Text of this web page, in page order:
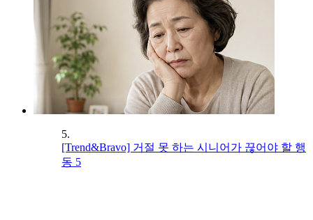
5.
[Trend&Bravo] 거절 못 하는 시니어가 끊어야 할 행
동 5